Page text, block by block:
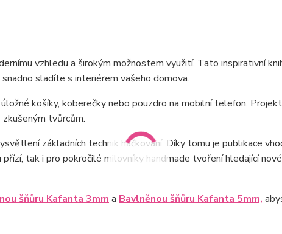
vzhledu a širokým možnostem využití. Tato inspirativní
sladíte s interiérem vašeho domova.
košíky, koberečky nebo pouzdro na mobilní telefon.
tvůrcům.
základních technik háčkování. Díky tomu je publikace
tak i pro pokročilé milovníky handmade tvoření hledající
šňůru Kafanta 3mm a Bavlněnou šňůru Kafanta 5mm,